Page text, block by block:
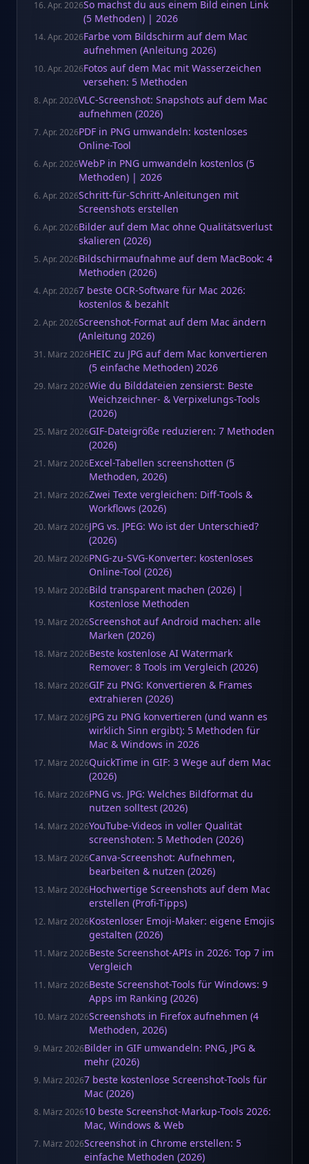
16. Apr. 2026So machst du aus einem Bild einen Link
(5 Methoden) | 2026
14. Apr. 2026Farbe vom Bildschirm auf dem Mac
aufnehmen (Anleitung 2026)
10. Apr. 2026Fotos auf dem Mac mit Wasserzeichen
versehen: 5 Methoden
8. Apr. 2026VLC-Screenshot: Snapshots auf dem Mac
aufnehmen (2026)
7. Apr. 2026PDF in PNG umwandeln: kostenloses
Online-Tool
6. Apr. 2026WebP in PNG umwandeln kostenlos (5
Methoden) | 2026
6. Apr. 2026Schritt-für-Schritt-Anleitungen mit
Screenshots erstellen
6. Apr. 2026Bilder auf dem Mac ohne Qualitätsverlust
skalieren (2026)
5. Apr. 2026Bildschirmaufnahme auf dem MacBook: 4
Methoden (2026)
4. Apr. 20267 beste OCR-Software für Mac 2026:
kostenlos & bezahlt
2. Apr. 2026Screenshot-Format auf dem Mac ändern
(Anleitung 2026)
31. März 2026HEIC zu JPG auf dem Mac konvertieren
(5 einfache Methoden) 2026
29. März 2026Wie du Bilddateien zensierst: Beste
Weichzeichner- & Verpixelungs-Tools
(2026)
25. März 2026GIF-Dateigröße reduzieren: 7 Methoden
(2026)
21. März 2026Excel-Tabellen screenshotten (5
Methoden, 2026)
21. März 2026Zwei Texte vergleichen: Diff-Tools &
Workflows (2026)
20. März 2026JPG vs. JPEG: Wo ist der Unterschied?
(2026)
20. März 2026PNG-zu-SVG-Konverter: kostenloses
Online-Tool (2026)
19. März 2026Bild transparent machen (2026) |
Kostenlose Methoden
19. März 2026Screenshot auf Android machen: alle
Marken (2026)
18. März 2026Beste kostenlose AI Watermark
Remover: 8 Tools im Vergleich (2026)
18. März 2026GIF zu PNG: Konvertieren & Frames
extrahieren (2026)
17. März 2026JPG zu PNG konvertieren (und wann es
wirklich Sinn ergibt): 5 Methoden für
Mac & Windows in 2026
17. März 2026QuickTime in GIF: 3 Wege auf dem Mac
(2026)
16. März 2026PNG vs. JPG: Welches Bildformat du
nutzen solltest (2026)
14. März 2026YouTube-Videos in voller Qualität
screenshoten: 5 Methoden (2026)
13. März 2026Canva-Screenshot: Aufnehmen,
bearbeiten & nutzen (2026)
13. März 2026Hochwertige Screenshots auf dem Mac
erstellen (Profi-Tipps)
12. März 2026Kostenloser Emoji-Maker: eigene Emojis
gestalten (2026)
11. März 2026Beste Screenshot-APIs in 2026: Top 7 im
Vergleich
11. März 2026Beste Screenshot-Tools für Windows: 9
Apps im Ranking (2026)
10. März 2026Screenshots in Firefox aufnehmen (4
Methoden, 2026)
9. März 2026Bilder in GIF umwandeln: PNG, JPG &
mehr (2026)
9. März 20267 beste kostenlose Screenshot-Tools für
Mac (2026)
8. März 202610 beste Screenshot-Markup-Tools 2026:
Mac, Windows & Web
7. März 2026Screenshot in Chrome erstellen: 5
einfache Methoden (2026)